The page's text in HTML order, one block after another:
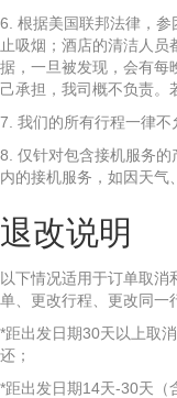
6. 根据美国联邦法律，
止吸烟；酒店的清洁人
据，一旦被发现，会有每
己承担，我司概不负责。
7. 我们的所有行程一律不
8. 仅针对包含接机服务
内的接机服务，如因天气
退改说明
以下情况适用于订单取
单、更改行程、更改同一
*距出发日期30天以上取
还；
*距出发日期14天-30天（